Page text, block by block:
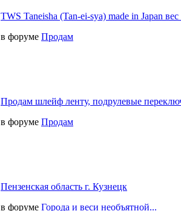
TWS Taneisha (Tan-ei-sya) made in Japan
в форуме Продам
Продам шлейф ленту, подрулевые
в форуме Продам
Пензенская область г. Кузнецк
в форуме Города и веси необъятной...